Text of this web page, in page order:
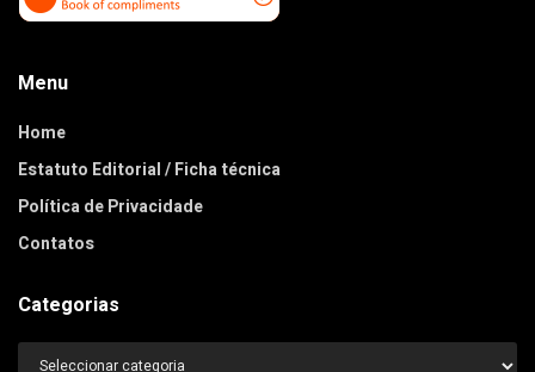
Menu
Home
Estatuto Editorial / Ficha técnica
Política de Privacidade
Contatos
Categorias
Categorias